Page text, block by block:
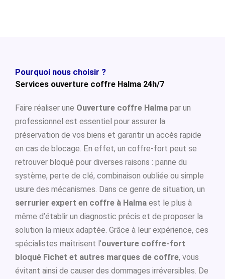
Pourquoi nous choisir ?
Services ouverture coffre Halma 24h/7
Faire réaliser une Ouverture coffre Halma par un
professionnel est essentiel pour assurer la
préservation de vos biens et garantir un accès rapide
en cas de blocage. En effet, un coffre-fort peut se
retrouver bloqué pour diverses raisons : panne du
système, perte de clé, combinaison oubliée ou simple
usure des mécanismes. Dans ce genre de situation, un
serrurier expert en coffre à Halma est le plus à
même d’établir un diagnostic précis et de proposer la
solution la mieux adaptée. Grâce à leur expérience, ces
spécialistes maîtrisent l’ouverture coffre-fort
bloqué Fichet et autres marques de coffre, vous
évitant ainsi de causer des dommages irréversibles. De